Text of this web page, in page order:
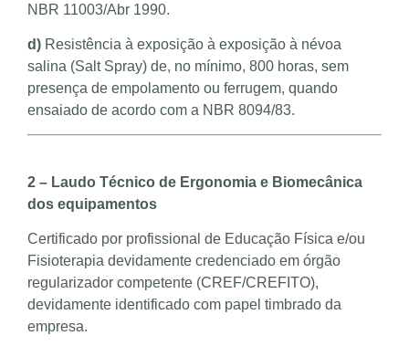
NBR 11003/Abr 1990.
d) Resistência à exposição à exposição à névoa
salina (Salt Spray) de, no mínimo, 800 horas, sem
presença de empolamento ou ferrugem, quando
ensaiado de acordo com a NBR 8094/83.
2 – Laudo Técnico de Ergonomia e Biomecânica
dos equipamentos
Certificado por profissional de Educação Física e/ou
Fisioterapia devidamente credenciado em órgão
regularizador competente (CREF/CREFITO),
devidamente identificado com papel timbrado da
empresa.